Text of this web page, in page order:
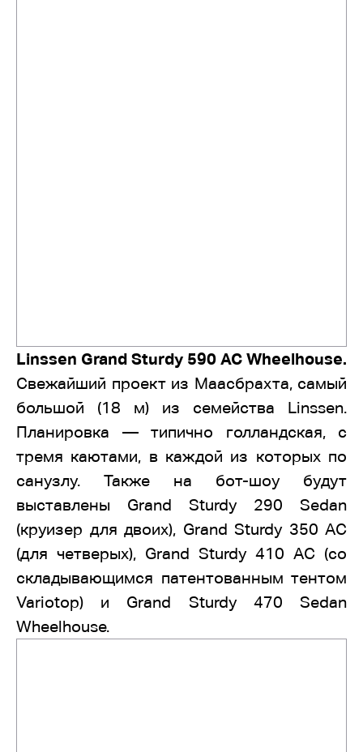
Linssen Grand Sturdy 590 AC Wheelhouse.
Свежайший проект из Маасбрахта, самый
большой (18 м) из семейства Linssen.
Планировка — типично голландская, с
тремя каютами, в каждой из которых по
санузлу. Также на бот-шоу будут
выставлены Grand Sturdy 290 Sedan
(круизер для двоих), Grand Sturdy 350 AC
(для четверых), Grand Sturdy 410 AC (со
складывающимся патентованным тентом
Variotop) и Grand Sturdy 470 Sedan
Wheelhouse.